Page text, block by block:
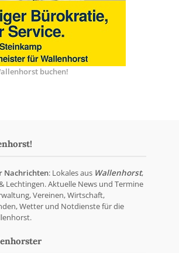
buchen!
Nachrichten: Lokales aus Wallenhorst,
Lechtingen. Aktuelle News und Termine
Vereinen, Wirtschaft,
Wetter und Notdienste für die